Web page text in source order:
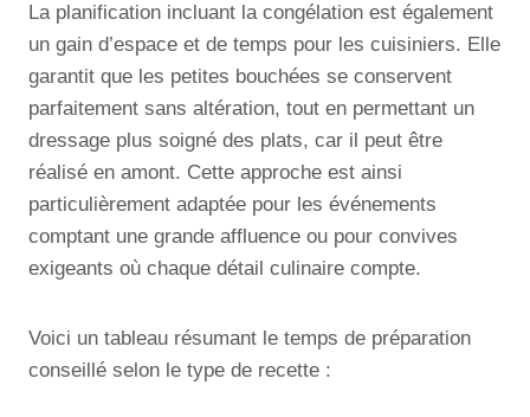
La planification incluant la congélation est également
un gain d’espace et de temps pour les cuisiniers. Elle
garantit que les petites bouchées se conservent
parfaitement sans altération, tout en permettant un
dressage plus soigné des plats, car il peut être
réalisé en amont. Cette approche est ainsi
particulièrement adaptée pour les événements
comptant une grande affluence ou pour convives
exigeants où chaque détail culinaire compte.
Voici un tableau résumant le temps de préparation
conseillé selon le type de recette :